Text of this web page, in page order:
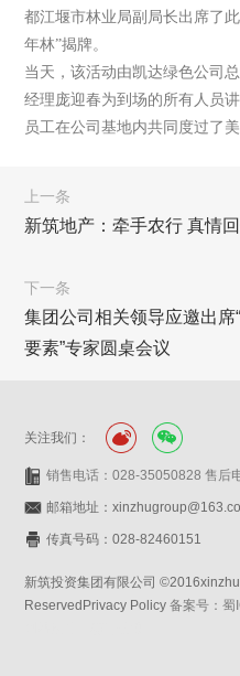
都江堰市林业局副局长出席了
年林”揭牌。
当天，该活动由凯达绿色公司
经理庞迎春为到场的所有人员
员工在公司基地内共同度过了美
上一条
新筑地产：牵手农行 真情
下一条
集团公司相关领导应邀出
要素”专家圆桌会议
关注我们：
销售电话：028-35050828 售后
邮箱地址：
传真号码：028-82460151
新筑投资集团有限公司
ReservedPrivacy Policy备案号：